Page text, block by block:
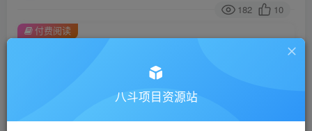
182 10
此内容为付费阅读，请付费后查看
会员专属资源
付费阅读
八斗项目资源站